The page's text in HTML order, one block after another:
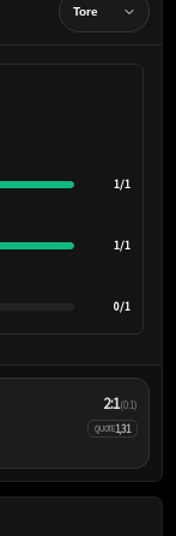
1/1
1/1
0/1
2:1(0:1)
QUOTE1,31